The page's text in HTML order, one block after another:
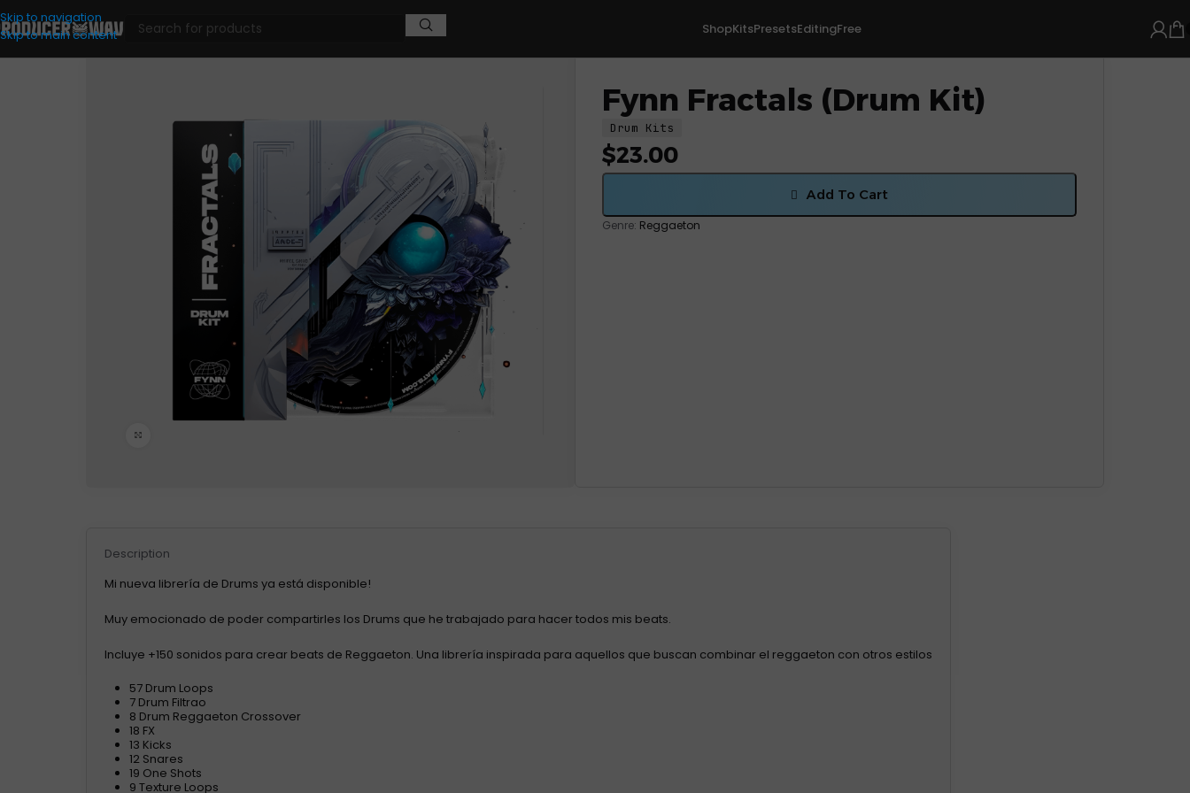
Skip to navigation
Skip to main content
ShopKitsPresetsEditingFree
Fynn Fractals (Drum Kit)
Drum Kits
$23.00
Add To Cart
Genre: Reggaeton
Description
Mi nueva librería de Drums ya está disponible!
Muy emocionado de poder compartirles los Drums que he trabajado para hacer todos mis beats.
Incluye +150 sonidos para crear beats de Reggaeton. Una librería inspirada para aquellos que buscan combinar el reggaeton con otros estilos
57 Drum Loops
7 Drum Filtrao
8 Drum Reggaeton Crossover
18 FX
13 Kicks
12 Snares
19 One Shots
9 Texture Loops